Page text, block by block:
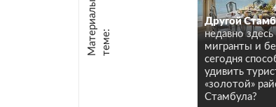
М
а
т е
р
и
а
л
ы
п
о
т
е
м
е :
Другой
недавно
мигранты и
сегодня
удивить
«золотой»
Стамбула?